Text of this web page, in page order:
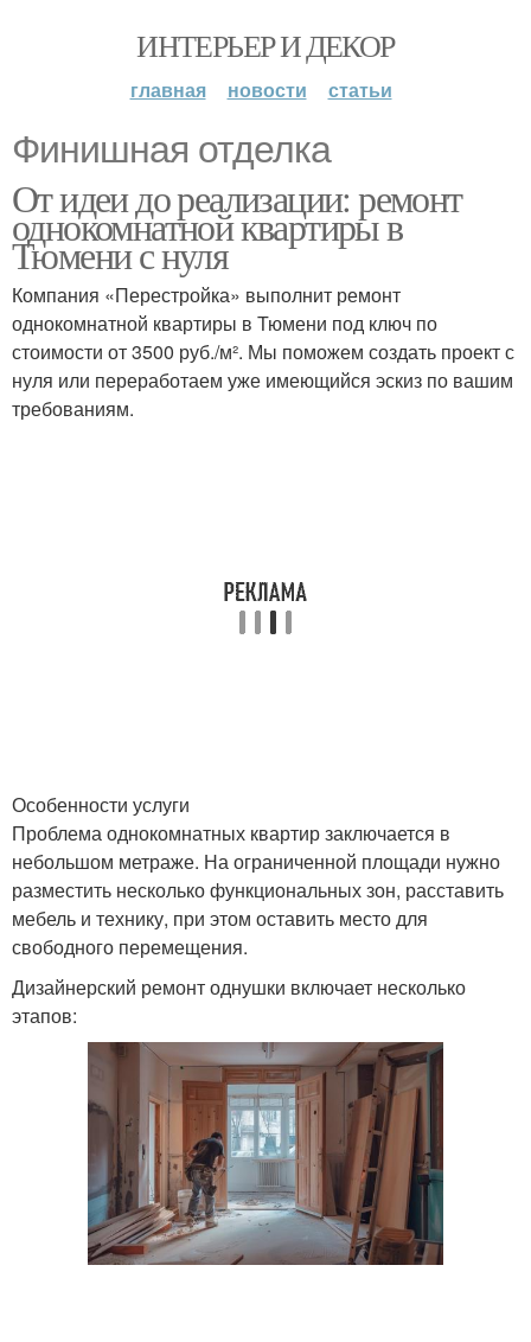
ИНТЕРЬЕР И ДЕКОР
главная новости статьи
Финишная отделка
От идеи до реализации: ремонт
однокомнатной квартиры в
Тюмени с нуля
Компания «Перестройка» выполнит ремонт
однокомнатной квартиры в Тюмени под ключ по
стоимости от 3500 руб./м². Мы поможем создать проект с
нуля или переработаем уже имеющийся эскиз по вашим
требованиям.
Особенности услуги
Проблема однокомнатных квартир заключается в
небольшом метраже. На ограниченной площади нужно
разместить несколько функциональных зон, расставить
мебель и технику, при этом оставить место для
свободного перемещения.
Дизайнерский ремонт однушки включает несколько
этапов: